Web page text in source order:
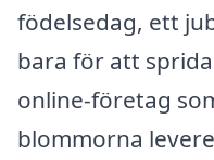
födelsedag, ett
bara för att
online-företag
blommorna